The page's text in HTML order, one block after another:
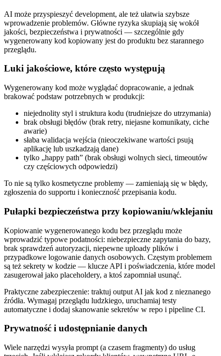
AI może przyspieszyć development, ale też ułatwia szybsze
wprowadzenie problemów. Główne ryzyka skupiają się wokół
jakości, bezpieczeństwa i prywatności — szczególnie gdy
wygenerowany kod kopiowany jest do produktu bez starannego
przeglądu.
Luki jakościowe, które często występują
Wygenerowany kod może wyglądać dopracowanie, a jednak
brakować podstaw potrzebnych w produkcji:
niejednolity styl i struktura kodu (trudniejsze do utrzymania)
brak obsługi błędów (brak retry, niejasne komunikaty, ciche
awarie)
słaba walidacja wejścia (nieoczekiwane wartości psują
aplikację lub uszkadzają dane)
tylko „happy path” (brak obsługi wolnych sieci, timeoutów
czy częściowych odpowiedzi)
To nie są tylko kosmetyczne problemy — zamieniają się w błędy,
zgłoszenia do supportu i konieczność przepisania kodu.
Pułapki bezpieczeństwa przy kopiowaniu/wklejaniu
Kopiowanie wygenerowanego kodu bez przeglądu może
wprowadzić typowe podatności: niebezpieczne zapytania do bazy,
brak sprawdzeń autoryzacji, niepewne uploady plików i
przypadkowe logowanie danych osobowych. Częstym problemem
są też sekrety w kodzie — klucze API i poświadczenia, które model
zasugerował jako placeholdery, a ktoś zapomniał usunąć.
Praktyczne zabezpieczenie: traktuj output AI jak kod z nieznanego
źródła. Wymagaj przeglądu ludzkiego, uruchamiaj testy
automatyczne i dodaj skanowanie sekretów w repo i pipeline CI.
Prywatność i udostępnianie danych
Wiele narzędzi wysyła prompt (a czasem fragmenty) do usług